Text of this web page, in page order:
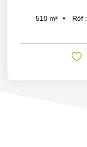
510 m² Réf :